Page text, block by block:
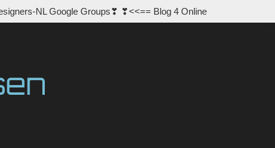
NL Google Groups❣ ❣<<== Blog 4 Online